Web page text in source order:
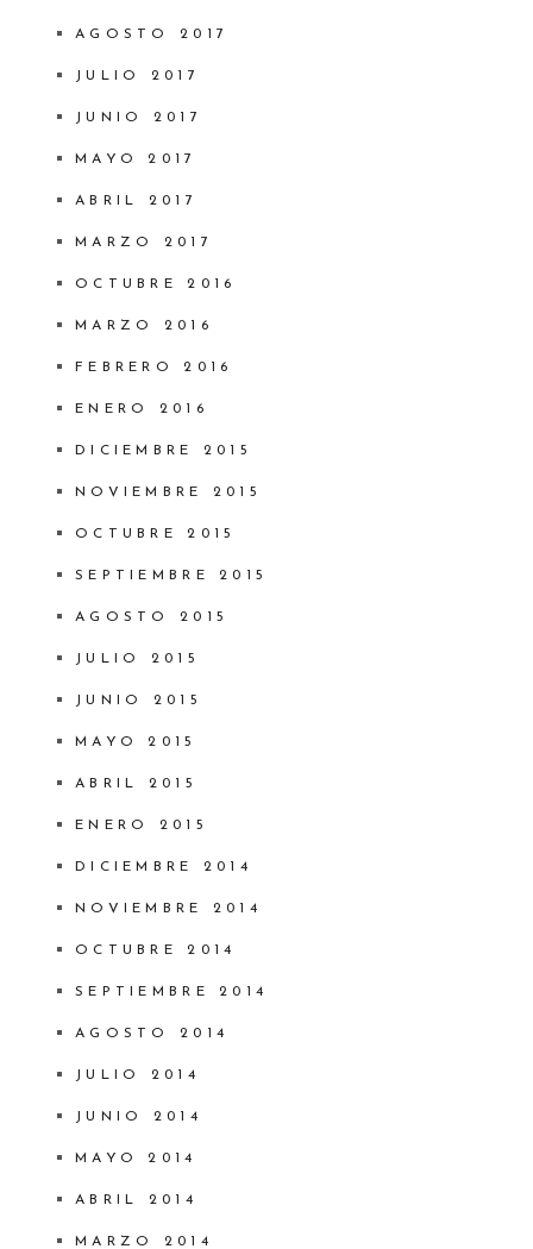
AGOSTO 2017
JULIO 2017
JUNIO 2017
MAYO 2017
ABRIL 2017
MARZO 2017
OCTUBRE 2016
MARZO 2016
FEBRERO 2016
ENERO 2016
DICIEMBRE 2015
NOVIEMBRE 2015
OCTUBRE 2015
SEPTIEMBRE 2015
AGOSTO 2015
JULIO 2015
JUNIO 2015
MAYO 2015
ABRIL 2015
ENERO 2015
DICIEMBRE 2014
NOVIEMBRE 2014
OCTUBRE 2014
SEPTIEMBRE 2014
AGOSTO 2014
JULIO 2014
JUNIO 2014
MAYO 2014
ABRIL 2014
MARZO 2014